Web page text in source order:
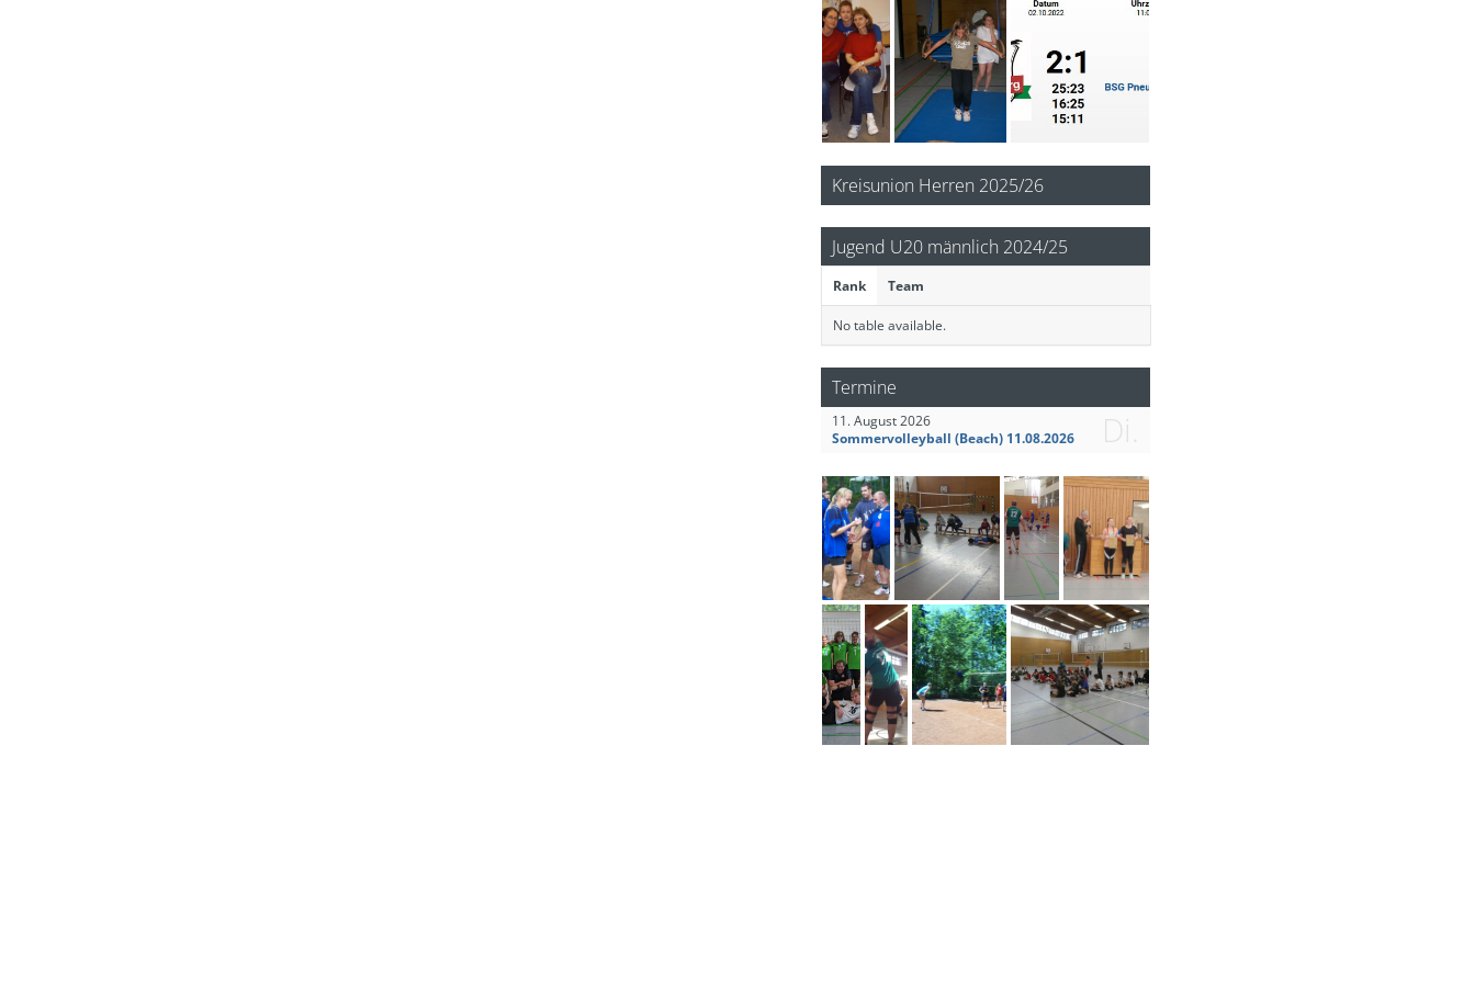
Kreisunion Herren 2025/26
Jugend U20 männlich 2024/25
Rank Team
No table available.
Termine
Di.
11. August 2026
Sommervolleyball (Beach) 11.08.2026